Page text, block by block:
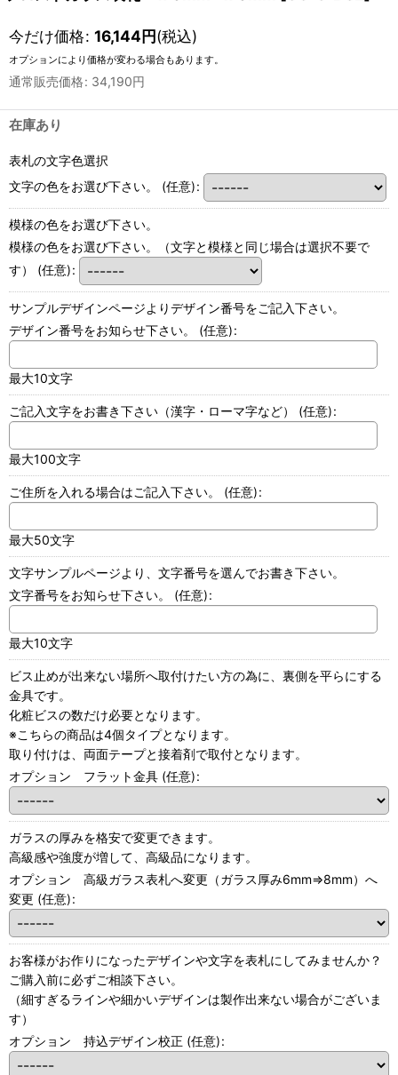
今だけ価格: 16,144円(税込)
オプションにより価格が変わる場合もあります。
通常販売価格: 34,190円
在庫あり
表札の文字色選択
文字の色をお選び下さい。 (任意):
模様の色をお選び下さい。
模様の色をお選び下さい。（文字と模様と同じ場合は選択不要で
す） (任意):
サンプルデザインページよりデザイン番号をご記入下さい。
デザイン番号をお知らせ下さい。 (任意):
最大10文字
ご記入文字をお書き下さい（漢字・ローマ字など） (任意):
最大100文字
ご住所を入れる場合はご記入下さい。 (任意):
最大50文字
文字サンプルページより、文字番号を選んでお書き下さい。
文字番号をお知らせ下さい。 (任意):
最大10文字
ビス止めが出来ない場所へ取付けたい方の為に、裏側を平らにする
金具です。
化粧ビスの数だけ必要となります。
※こちらの商品は4個タイプとなります。
取り付けは、両面テープと接着剤で取付となります。
オプション フラット金具 (任意):
ガラスの厚みを格安で変更できます。
高級感や強度が増して、高級品になります。
オプション 高級ガラス表札へ変更（ガラス厚み6mm⇒8mm）へ
変更 (任意):
お客様がお作りになったデザインや文字を表札にしてみませんか？
ご購入前に必ずご相談下さい。
（細すぎるラインや細かいデザインは製作出来ない場合がございま
す）
オプション 持込デザイン校正 (任意):